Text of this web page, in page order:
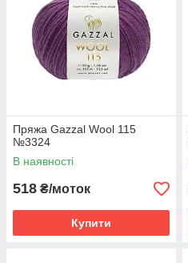
Пряжа Gazzal Wool 115
№3324
В наявності
518 ₴/моток
Купити